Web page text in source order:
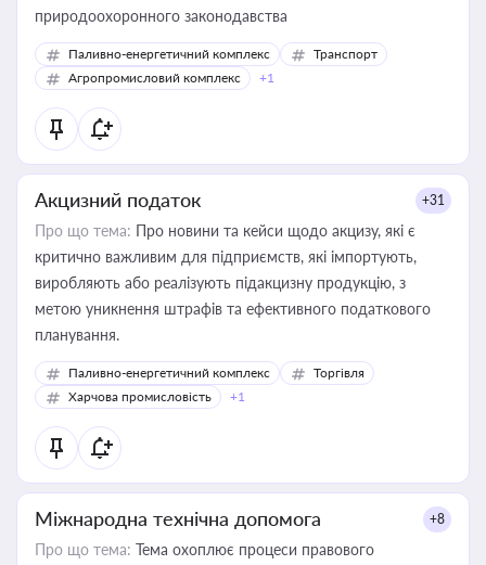
природоохоронного законодавства
Паливно-енергетичний комплекс
Транспорт
Агропромисловий комплекс
+1
Акцизний податок +31
Про що тема: Про новини та кейси щодо акцизу, які є
критично важливим для підприємств, які імпортують,
виробляють або реалізують підакцизну продукцію, з
метою уникнення штрафів та ефективного податкового
планування.
Паливно-енергетичний комплекс
Торгівля
Харчова промисловість
+1
Міжнародна технічна допомога +8
Про що тема: Тема охоплює процеси правового